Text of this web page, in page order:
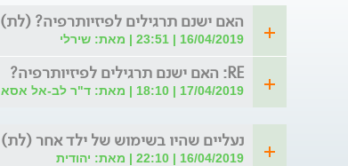
האם ישנם תרגילים לפיזיותרפיה? (לת)
16/04/2019 | 23:51 | מאת: שירלי
RE: האם ישנם תרגילים לפיזיותרפיה?
17/04/2019 | 18:10 | מאת: ד"ר לב-אל אסא
נעליים שהיו בשימוש של ילד אחר (לת)
16/04/2019 | 22:10 | מאת: יהודית